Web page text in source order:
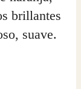
brillantes
suave.